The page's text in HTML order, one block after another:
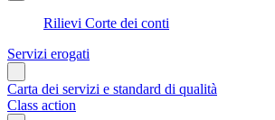
Rilievi Corte dei conti
Servizi erogati
Carta dei servizi e standard di qualità
Class action